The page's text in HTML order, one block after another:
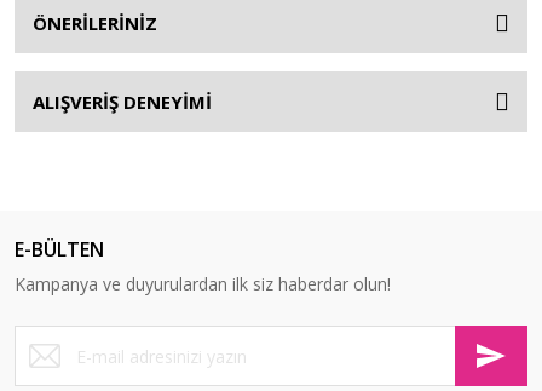
ÖNERİLERİNİZ
ALIŞVERİŞ DENEYİMİ
E-BÜLTEN
Kampanya ve duyurulardan ilk siz haberdar olun!